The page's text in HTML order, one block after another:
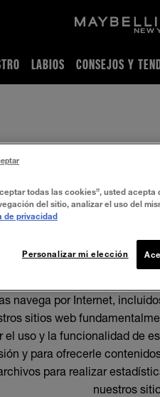
LABIOS CONSEJOS Y
L´OREAL
POLÍTICA DE
1) ¿Qué son las
archivos de texto que se
navega por Internet,
sitios web
el uso y la funcionalidad de
y para ofrecerle
para realizar
nuestros
todas las cookies”, usted
del sitio, analizar el uso del
de privacidad
Personalizar mi elección